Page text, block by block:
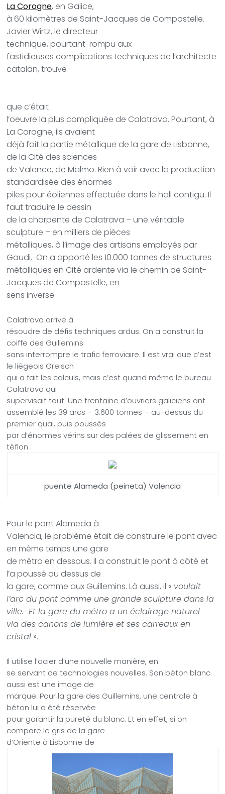
La Corogne, en Galice,
à 60 kilomètres de Saint-Jacques de Compostelle.
Javier Wirtz, le directeur
technique, pourtant rompu aux
fastidieuses complications techniques de l’architecte
catalan, trouve
que c’était
l’oeuvre la plus compliquée de Calatrava. Pourtant, à
La Corogne, ils avaient
déjà fait la partie métallique de la gare de Lisbonne,
de la Cité des sciences
de Valence, de Malmö. Rien à voir avec la production
standardisée des énormes
piles pour éoliennes effectuée dans le hall contigu. Il
faut traduire le dessin
de la charpente de Calatrava – une véritable
sculpture – en milliers de pièces
métalliques, à l’image des artisans employés par
Gaudi. On a apporté les 10.000 tonnes de structures
métalliques en Cité ardente via le chemin de Saint-
Jacques de Compostelle, en
sens inverse.
Calatrava arrive à
résoudre de défis techniques ardus. On a construit la
coiffe des Guillemins
sans interrompre le trafic ferroviaire. Il est vrai que c’est
le liégeois Greisch
qui a fait les calculs, mais c’est quand même le bureau
Calatrava qui
supervisait tout. Une trentaine d’ouvriers galiciens ont
assemblé les 39 arcs – 3.600 tonnes – au-dessus du
premier quai, puis poussés
par d’énormes vérins sur des palées de glissement en
téflon .
puente Alameda (peineta) Valencia
Pour le pont Alameda à
Valencia, le problème était de construire le pont avec
en même temps une gare
de métro en dessous. Il a construit le pont à côté et
l’a poussé au dessus de
la gare, comme aux Guillemins. Là aussi, il « voulait
l’arc du pont comme une grande sculpture dans la
ville. Et la gare du métro a un éclairage naturel
via des canons de lumière et ses carreaux en
cristal ».
Il utilise l’acier d’une nouvelle manière, en
se servant de technologies nouvelles. Son béton blanc
aussi est une image de
marque. Pour la gare des Guillemins, une centrale à
béton lui a été réservée
pour garantir la pureté du blanc. Et en effet, si on
compare le gris de la gare
d’Oriente à Lisbonne de